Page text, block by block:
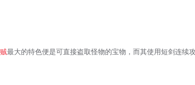
贼最大的特色便是可直接盗取怪物的宝物，而其使用短剑连续